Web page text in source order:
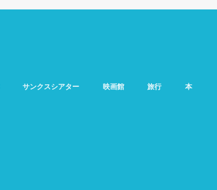
サンクスシアター 映画館 旅行 本